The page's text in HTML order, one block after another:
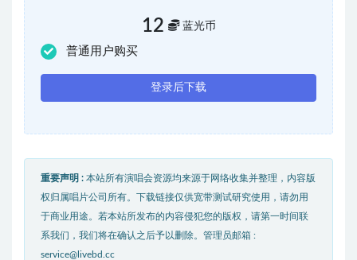
12 蓝光币
普通用户购买
登录后下载
重要声明 : 本站所有演唱会资源均来源于网络收集并整理，内容版
权归属唱片公司所有。下载链接仅供宽带测试研究使用，请勿用
于商业用途。若本站所发布的内容侵犯您的版权，请第一时间联
系我们，我们将在确认之后予以删除。管理员邮箱 :
service@livebd.cc